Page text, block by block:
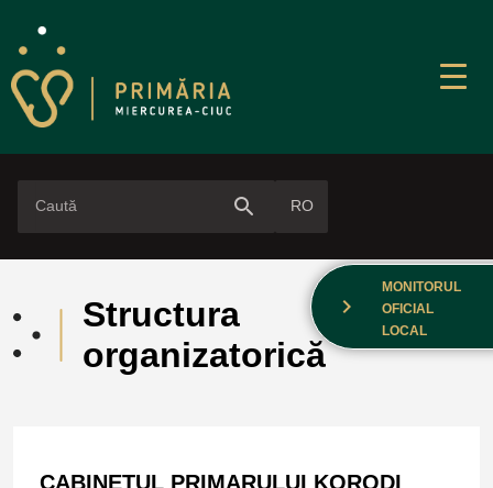
search RO
chevron_right
MONITORUL
OFICIAL
LOCAL
Structura
organizatorică
CABINETUL PRIMARULUI KORODI